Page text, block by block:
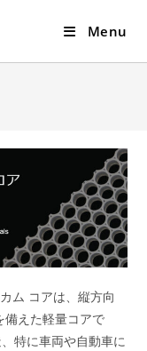
Menu
ム コアは、縦方向
備えた軽量コアで
特に車両や自動車に